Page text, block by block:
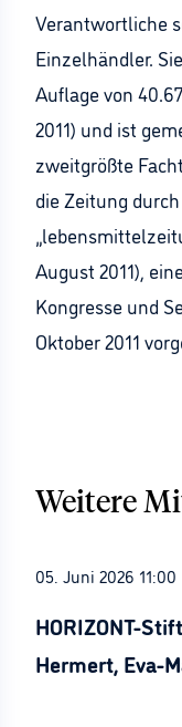
Verantwortliche
Einzelhändler.
Auflage von
2011) und ist
zweitgrößte
die Zeitung
August 2011),
Kongresse und
Oktober 2011
Weitere
05. Juni 2026 11:00
HORIZONT-
Hermert, Eva-